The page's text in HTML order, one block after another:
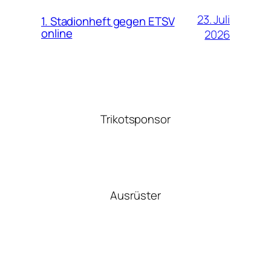
1. Stadionheft gegen ETSV
online
23. Juli
2026
Trikotsponsor
Ausrüster